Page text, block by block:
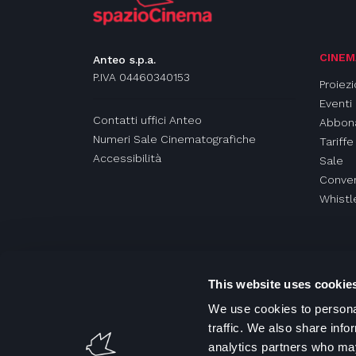
This website uses
We use cookies to
traffic. We also share
analytics partners who
Anteo s.p.a.
P.IVA 04460340153
Contatti uffici Anteo
Numeri Sale Cinematografiche
Accessibilità
Eventi
Tariffe
Sale